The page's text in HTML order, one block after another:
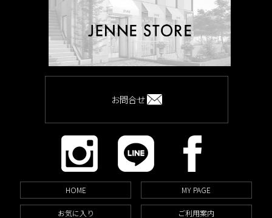
お問合せ
HOME MY PAGE
お気に入り ご利用案内